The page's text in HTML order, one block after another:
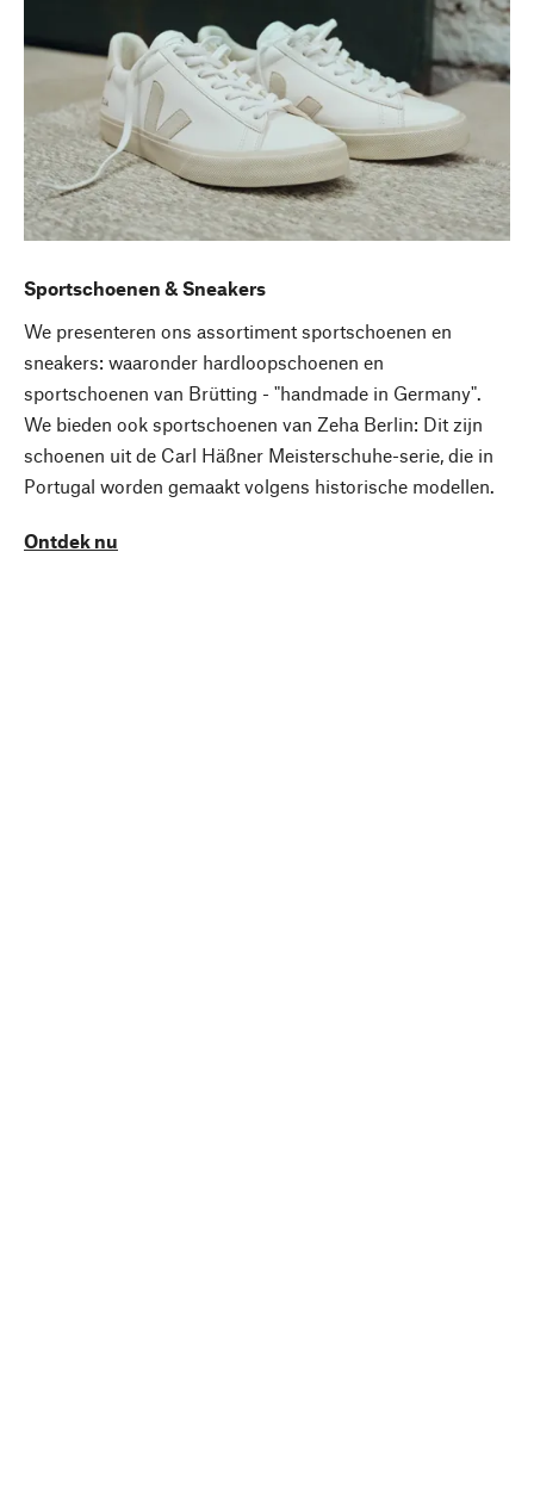
Sportschoenen & Sneakers
We presenteren ons assortiment sportschoenen en
sneakers: waaronder hardloopschoenen en
sportschoenen van Brütting - "handmade in Germany".
We bieden ook sportschoenen van Zeha Berlin: Dit zijn
schoenen uit de Carl Häßner Meisterschuhe-serie, die in
Portugal worden gemaakt volgens historische modellen.
Ontdek nu